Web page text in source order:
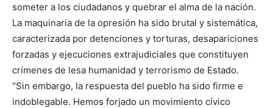
someter a los ciudadanos y quebrar el alma de la nación.
La maquinaria de la opresión ha sido brutal y sistemática,
caracterizada por detenciones y torturas, desapariciones
forzadas y ejecuciones extrajudiciales que constituyen
crímenes de lesa humanidad y terrorismo de Estado.
“Sin embargo, la respuesta del pueblo ha sido firme e
indoblegable. Hemos forjado un movimiento cívico